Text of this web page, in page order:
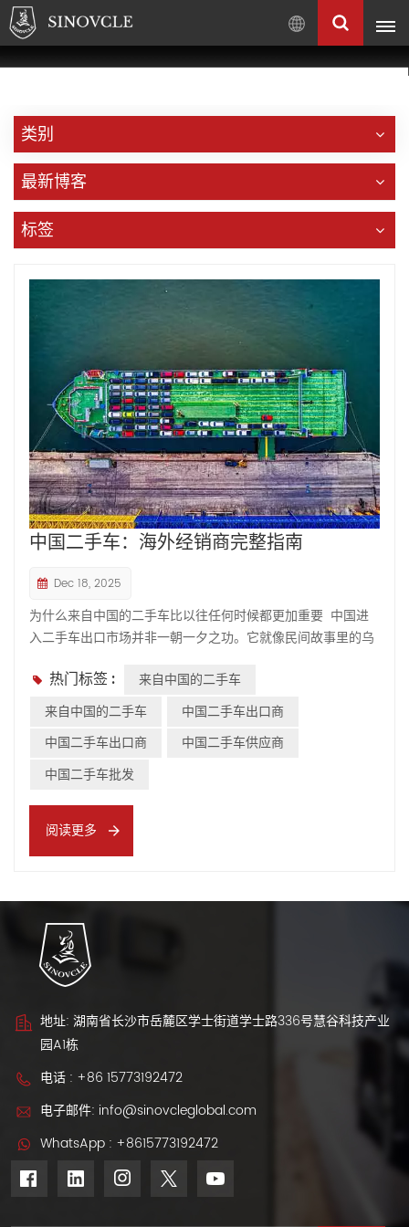
中
文
English
Français
Pусский العربية
中
文
类别
最新博客
标签
中国二手车：海外经销商完整指南
Dec 18, 2025
为什么来自中国的二手车比以往任何时候都更加重要 中国进
入二手车出口市场并非一朝一夕之功。它就像民间故事里的乌
2023年，中国成为全球最大的汽车出口国，出口量超过140万
辆。尽管新车仍然是新闻热点，但二手车和准新​​车已经占到全
一比例还在逐年上升。由于市场对可靠、价格合理且易于维护
的汽车需求旺盛，非洲和中东地区已成为最重要的出口目的地
每三到五年就会更换一次。因此，源源不断的保养良好、低里
程的二手车涌入二手车市场。这股车流为外国经销商带来了议
竞争力？ 人们经常问：“我为什么要从中国购买二手车而不是
从传统市场购买？”答...
热门标签 :
来自中国的二手车
来自中国的二手车
中国二手车出口商
中国二手车出口商
中国二手车供应商
中国二手车批发
阅读更多
地址: 湖南省长沙市岳麓区学士街道学士路336号慧谷科技产业
园A1栋
电话 : +86 15773192472
电子邮件: info@sinovcleglobal.com
WhatsApp : +8615773192472